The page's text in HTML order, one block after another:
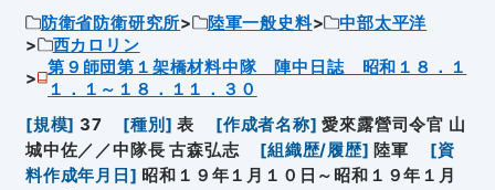
防衛省防衛研究所 陸軍一般史料
中部太平洋
西カロリン
第９師団第１架橋材料中隊 陣中日誌 昭和１８．１
１．１～１８．１１．３０
[規模] 37 [種別 ] 表 [作成者名称] 愛來露營司令官 山
城中佐／／中隊長 古森弘志
[組織歴/履歴] 陸軍 [資
料作成年月日 ] 昭和１９年１月１０日～昭和１９年１月